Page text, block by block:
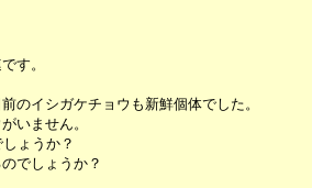
す。
のイシガケチョウも新鮮個体でした。
いません。
ょうか？
でしょうか？